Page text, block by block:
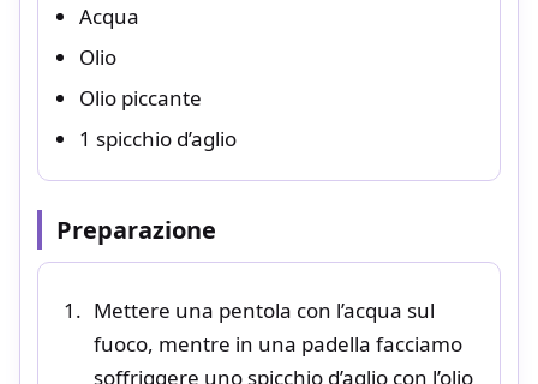
Acqua
Olio
Olio piccante
1 spicchio d’aglio
Preparazione
Mettere una pentola con l’acqua sul
fuoco, mentre in una padella facciamo
soffriggere uno spicchio d’aglio con l’olio